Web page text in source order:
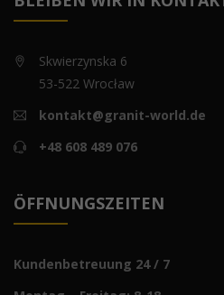
Skwierzynska 6
53-522 Wrocław
kontakt@granit-world.de
+48 608 489 076
ÖFFNUNGSZEITEN
Kundenbetreuung 24 / 7